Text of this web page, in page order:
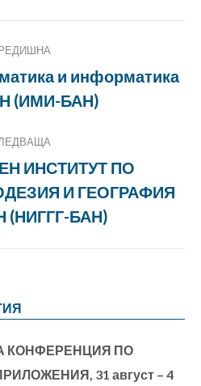
Previous
project:
и информатика
(ИМИ-БАН)
Next
project:
ИНСТИТУТ ПО
И ГЕОГРАФИЯ
(НИГГГ-БАН)
КОНФЕРЕНЦИЯ ПО
31 август – 4